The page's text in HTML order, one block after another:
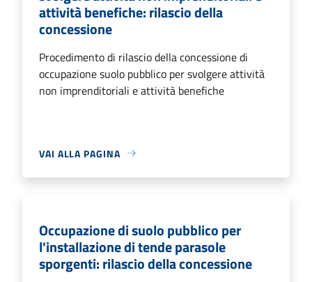
attività benefiche: rilascio della
concessione
Procedimento di rilascio della concessione di
occupazione suolo pubblico per svolgere attività
non imprenditoriali e attività benefiche
VAI ALLA PAGINA
Occupazione di suolo pubblico per
l'installazione di tende parasole
sporgenti: rilascio della concessione